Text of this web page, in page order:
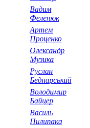
Вадим
Феленюк
Артем
Проценко
Олександр
Музика
Руслан
Беднарський
Володимир
Байцер
Василь
Пилипака